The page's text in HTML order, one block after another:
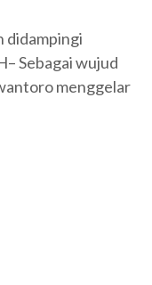
didampingi
Sebagai wujud
menggelar